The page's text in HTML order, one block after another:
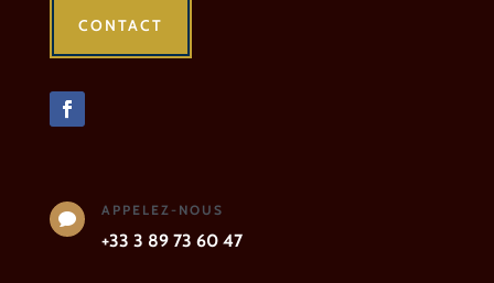
CONTACT

APPELEZ-NOUS
+33 3 89 73 60 47